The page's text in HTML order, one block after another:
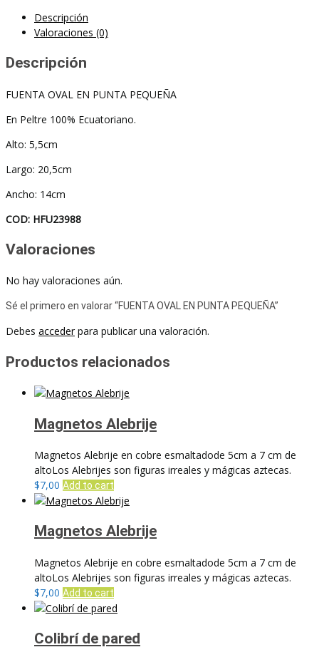
Descripción
Valoraciones (0)
Descripción
FUENTA OVAL EN PUNTA PEQUEÑA
En Peltre 100% Ecuatoriano.
Alto: 5,5cm
Largo: 20,5cm
Ancho: 14cm
COD: HFU23988
Valoraciones
No hay valoraciones aún.
Sé el primero en valorar “FUENTA OVAL EN PUNTA PEQUEÑA”
Debes accederpara publicar una valoración.
Productos relacionados
Magnetos Alebrije
Magnetos Alebrije en cobre esmaltadode 5cm a 7 cm de
altoLos Alebrijes son figuras irreales y mágicas aztecas.
$7,00 Add to cart
Magnetos Alebrije
Magnetos Alebrije en cobre esmaltadode 5cm a 7 cm de
altoLos Alebrijes son figuras irreales y mágicas aztecas.
$7,00 Add to cart
Colibrí de pared